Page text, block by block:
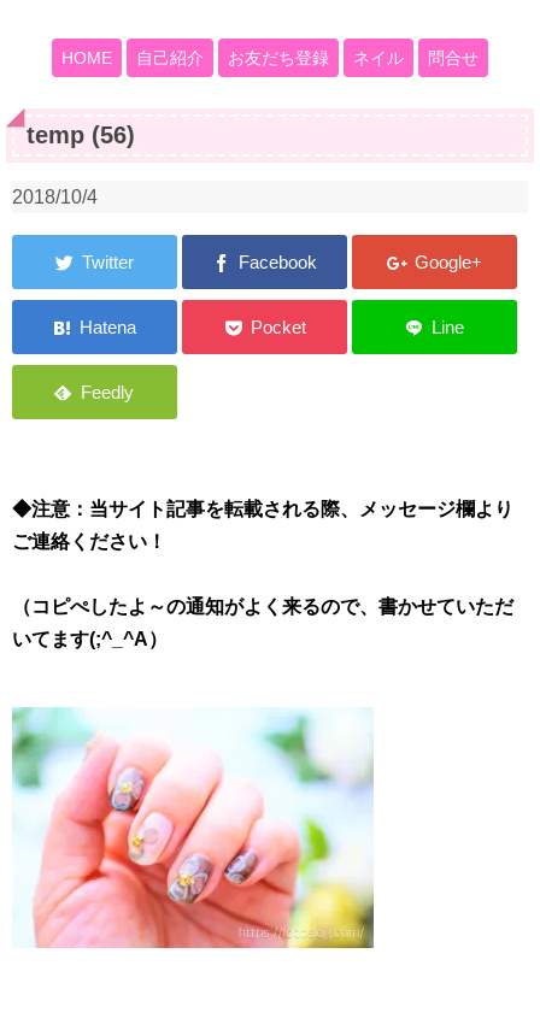
HOME 自己紹介 お友だち登録 ネイル 問合せ
temp (56)
2018/10/4
◆注意：当サイト記事を転載される際、メッセージ欄より
ご連絡ください！
（コピぺしたよ～の通知がよく来るので、書かせていただ
いてます(;^_^A）